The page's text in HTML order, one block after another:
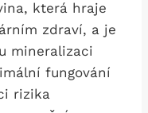
která hraje
zdraví, a je
mineralizaci
fungování
rizika